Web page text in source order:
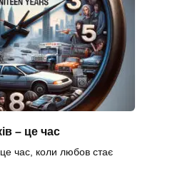
– це час
це час, коли любов стає